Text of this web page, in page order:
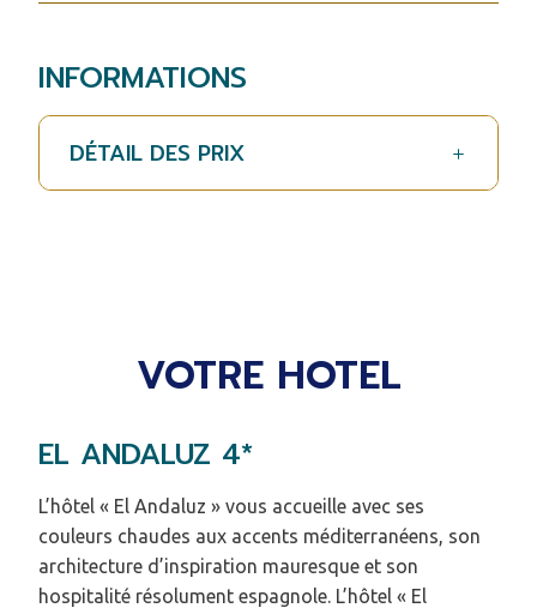
INFORMATIONS
DÉTAIL DES PRIX
VOTRE HOTEL
EL ANDALUZ 4*
L’hôtel « El Andaluz » vous accueille avec ses
couleurs chaudes aux accents méditerranéens, son
architecture d’inspiration mauresque et son
hospitalité résolument espagnole. L’hôtel « El